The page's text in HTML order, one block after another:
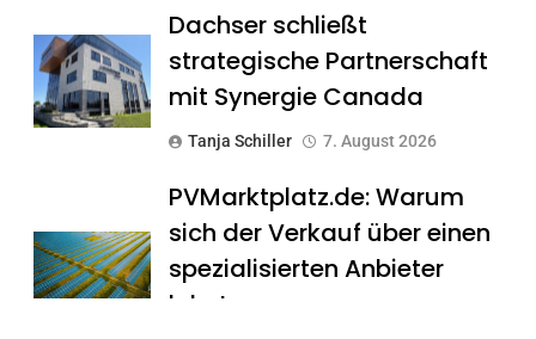
Dachser schließt
strategische Partnerschaft
mit Synergie Canada
Tanja Schiller 7. August 2026
PVMarktplatz.de: Warum
sich der Verkauf über einen
spezialisierten Anbieter
lohnt